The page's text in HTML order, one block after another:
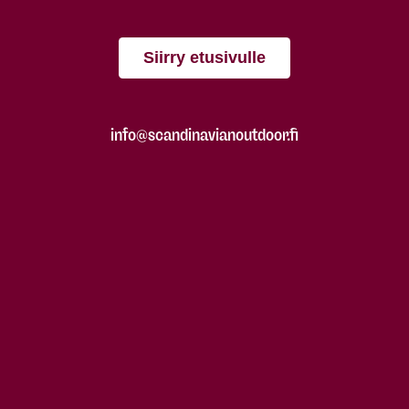
Siirry etusivulle
info@scandinavianoutdoor.fi